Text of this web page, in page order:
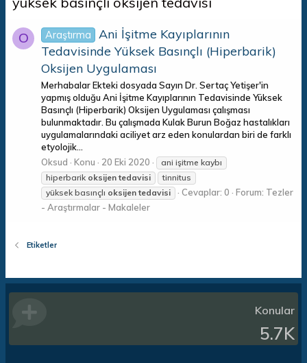
O Araştırma
Ani İşitme Kayıplarının
Tedavisinde Yüksek Basınçlı (Hiperbarik)
Oksijen Uygulaması
Merhabalar Ekteki dosyada Sayın Dr. Sertaç Yetişer'in
yapmış olduğu Ani İşitme Kayıplarının Tedavisinde Yüksek
Basınçlı (Hiperbarik) Oksijen Uygulaması çalışması
bulunmaktadır. Bu çalışmada Kulak Burun Boğaz hastalıkları
uygulamalarındaki aciliyet arz eden konulardan biri de farklı
etyolojik...
Oksud
Konu 20 Eki 2020
ani işitme kaybı
hiperbarik oksijen tedavisi
tinnitus
yüksek basınçlı oksijen tedavisi Cevaplar: 0 Forum: Tezler
- Araştırmalar - Makaleler
Etiketler
Konular
5.7K